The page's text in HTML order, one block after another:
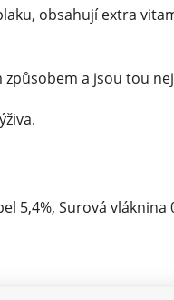
obsahují extra
a jsou tou
5,4%, Surová vláknina